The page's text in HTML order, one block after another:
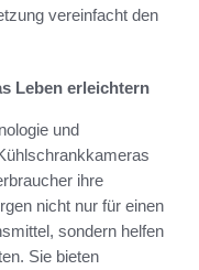
vereinfacht den
Leben erleichtern
und
ihre
nicht nur für einen
sondern helfen
Sie bieten